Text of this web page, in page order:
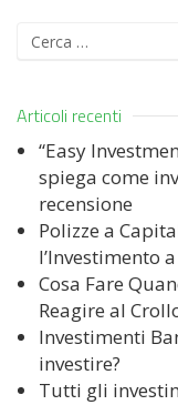
Ricerca
Articoli recenti
“Easy
spiega come
recensione
Polizze a
l’Investimento
Cosa Fare
Reagire al
Investimenti
investire?
Tutti gli